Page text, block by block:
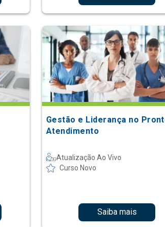
Gestão e Liderança no
Atendimento
Atualização Ao Vivo
Curso Novo
Saiba mais